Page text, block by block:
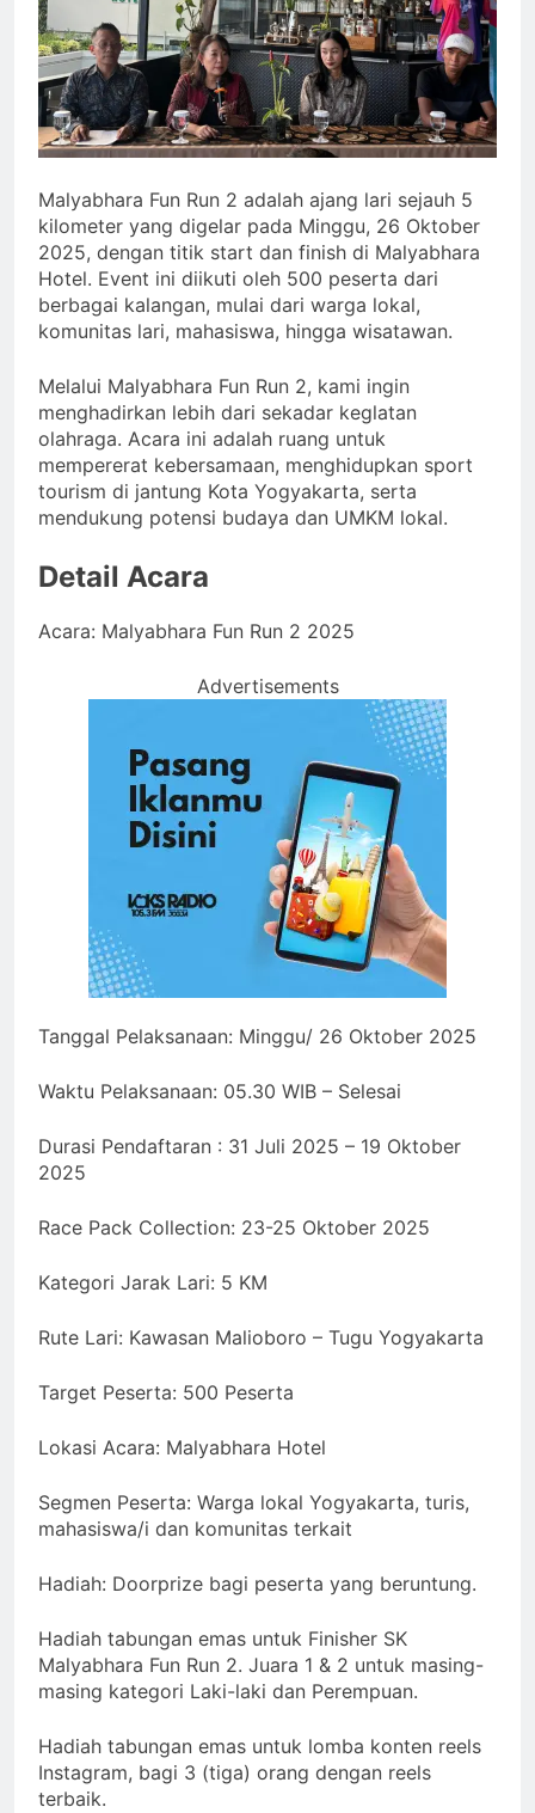
Malyabhara Fun Run 2 adalah ajang lari sejauh 5
kilometer yang digelar pada Minggu, 26 Oktober
2025, dengan titik start dan finish di Malyabhara
Hotel. Event ini diikuti oleh 500 peserta dari
berbagai kalangan, mulai dari warga lokal,
komunitas lari, mahasiswa, hingga wisatawan.
Melalui Malyabhara Fun Run 2, kami ingin
menghadirkan lebih dari sekadar keglatan
olahraga. Acara ini adalah ruang untuk
mempererat kebersamaan, menghidupkan sport
tourism di jantung Kota Yogyakarta, serta
mendukung potensi budaya dan UMKM lokal.
Detail Acara
Acara: Malyabhara Fun Run 2 2025
Advertisements
Tanggal Pelaksanaan: Minggu/ 26 Oktober 2025
Waktu Pelaksanaan: 05.30 WIB – Selesai
Durasi Pendaftaran : 31 Juli 2025 – 19 Oktober
2025
Race Pack Collection: 23-25 Oktober 2025
Kategori Jarak Lari: 5 KM
Rute Lari: Kawasan Malioboro – Tugu Yogyakarta
Target Peserta: 500 Peserta
Lokasi Acara: Malyabhara Hotel
Segmen Peserta: Warga lokal Yogyakarta, turis,
mahasiswa/i dan komunitas terkait
Hadiah: Doorprize bagi peserta yang beruntung.
Hadiah tabungan emas untuk Finisher SK
Malyabhara Fun Run 2. Juara 1 & 2 untuk masing-
masing kategori Laki-laki dan Perempuan.
Hadiah tabungan emas untuk lomba konten reels
Instagram, bagi 3 (tiga) orang dengan reels
terbaik.